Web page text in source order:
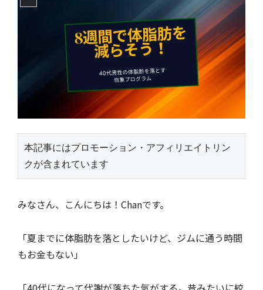
本記事にはプロモーション・アフィリエイトリン
クが含まれています
みなさん、こんにちは！Chanです。
「夏までに体脂肪を落としたいけど、ジムに通う時間
もお金もない」